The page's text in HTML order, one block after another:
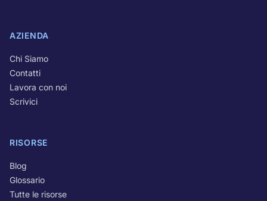
AZIENDA
Chi Siamo
Contatti
Lavora con noi
Scrivici
RISORSE
Blog
Glossario
Tutte le risorse